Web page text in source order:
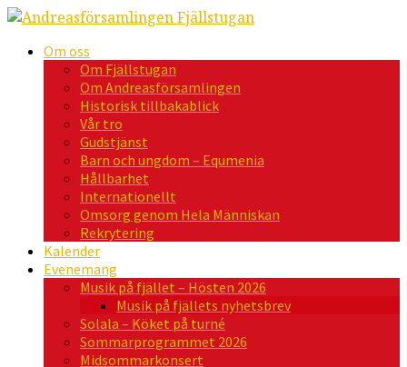
Om oss
Om Fjällstugan
Om Andreasförsamlingen
Historisk tillbakablick
Vår tro
Gudstjänst
Barn och ungdom – Equmenia
Hållbarhet
Internationellt
Omsorg genom Hela Människan
Rekrytering
Kalender
Evenemang
Musik på fjället – Hösten 2026
Musik på fjällets nyhetsbrev
Solala – Köket på turné
Sommarprogrammet 2026
Midsommarkonsert